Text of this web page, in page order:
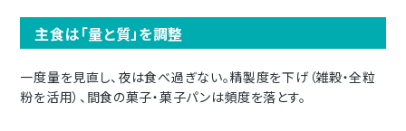
主食は「量と質」を調整
一度量を見直し、夜は食べ過ぎない。精製度を下げ（雑穀・全粒
粉を活用）、間食の菓子・菓子パンは頻度を落とす。